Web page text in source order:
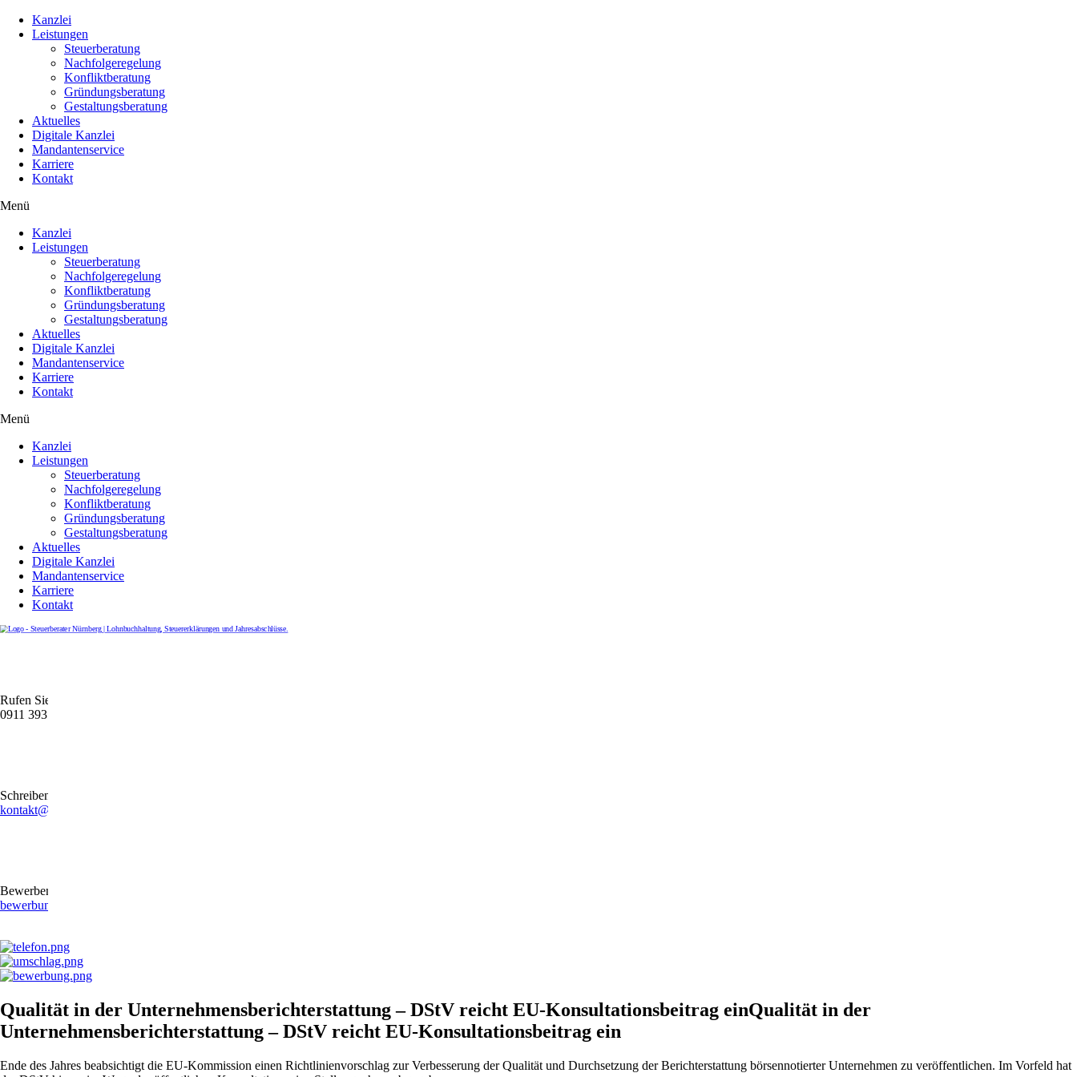
Kanzlei
Leistungen
Steuerberatung
Nachfolgeregelung
Konfliktberatung
Gründungsberatung
Gestaltungsberatung
Aktuelles
Digitale Kanzlei
Mandantenservice
Karriere
Kontakt
Menü
Kanzlei
Leistungen
Steuerberatung
Nachfolgeregelung
Konfliktberatung
Gründungsberatung
Gestaltungsberatung
Aktuelles
Digitale Kanzlei
Mandantenservice
Karriere
Kontakt
Menü
Kanzlei
Leistungen
Steuerberatung
Nachfolgeregelung
Konfliktberatung
Gründungsberatung
Gestaltungsberatung
Aktuelles
Digitale Kanzlei
Mandantenservice
Karriere
Kontakt
Rufen Sie uns gerne an
0911 39372790
Schreiben Sie uns gerne eine E-Mail
kontakt@stb-becker-zeiler.de
Bewerben Sie sich online oder per E-Mail
bewerbung@stb-becker-zeiler.de
Qualität in der Unternehmensberichterstattung – DStV reicht EU-Konsultationsbeitrag einQualität in der
Unternehmensberichterstattung – DStV reicht EU-Konsultationsbeitrag ein
Ende des Jahres beabsichtigt die EU-Kommission einen Richtlinienvorschlag zur Verbesserung der Qualität und Durchsetzung der Berichterstattung börsennotierter Unternehmen zu veröffentlichen. Im Vorfeld hat